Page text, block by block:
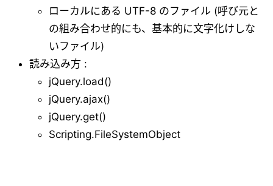
ローカルにある UTF-8 のファイル (呼び元と
の組み合わせ的にも、基本的に文字化けしな
いファイル)
読み込み方 :
jQuery.load()
jQuery.ajax()
jQuery.get()
Scripting.FileSystemObject